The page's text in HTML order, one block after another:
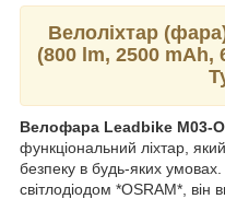
Велоліхтар
(800 lm, 2500 mAh,
Велофара Leadbike M03-
функціональний ліхтар,
безпеку в будь-яких
світлодіодом *OSRAM*, він